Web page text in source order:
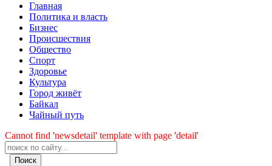
Главная
Политика и власть
Бизнес
Происшествия
Общество
Cпорт
Здоровье
Культура
Город живёт
Байкал
Чайный путь
Cannot find 'newsdetail' template with page 'detail'
Поиск